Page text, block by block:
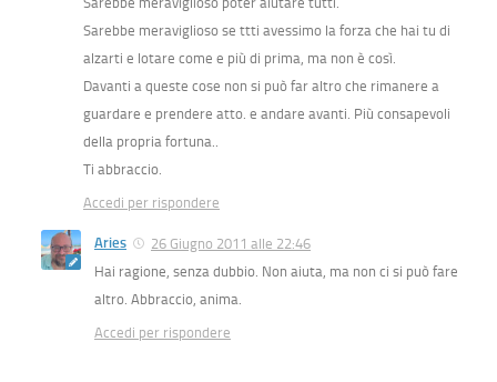
Sarebbe meraviglioso se ttti avessimo la forza che hai tu di
alzarti e lotare come e più di prima, ma non è così.
Davanti a queste cose non si può far altro che rimanere a
guardare e prendere atto. e andare avanti. Più consapevoli
della propria fortuna..
Ti abbraccio.
Accedi per rispondere
Aries
26 Giugno 2011 alle 22:46
Hai ragione, senza dubbio. Non aiuta, ma non ci si può fare
altro. Abbraccio, anima.
Accedi per rispondere